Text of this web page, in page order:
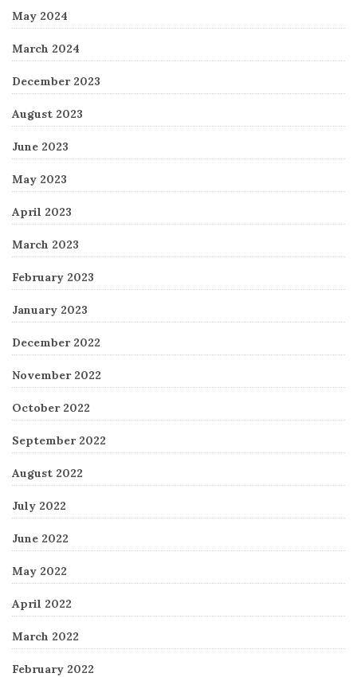
May 2024
March 2024
December 2023
August 2023
June 2023
May 2023
April 2023
March 2023
February 2023
January 2023
December 2022
November 2022
October 2022
September 2022
August 2022
July 2022
June 2022
May 2022
April 2022
March 2022
February 2022